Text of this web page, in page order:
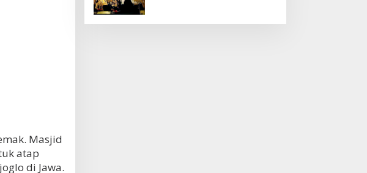
Masjid
atap
di Jawa.